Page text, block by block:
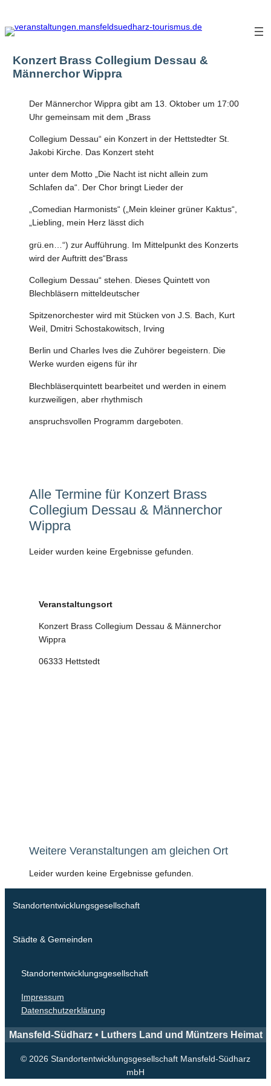
Inhalt
springen
Konzert Brass Collegium Dessau &
Männerchor Wippra
Der Männerchor Wippra gibt am 13. Oktober um 17:00
Uhr gemeinsam mit dem „Brass
Collegium Dessau“ ein Konzert in der Hettstedter St.
Jakobi Kirche. Das Konzert steht
unter dem Motto „Die Nacht ist nicht allein zum
Schlafen da“. Der Chor bringt Lieder der
„Comedian Harmonists“ („Mein kleiner grüner Kaktus“,
„Liebling, mein Herz lässt dich
grü.en…“) zur Aufführung. Im Mittelpunkt des Konzerts
wird der Auftritt des“Brass
Collegium Dessau“ stehen. Dieses Quintett von
Blechbläsern mitteldeutscher
Spitzenorchester wird mit Stücken von J.S. Bach, Kurt
Weil, Dmitri Schostakowitsch, Irving
Berlin und Charles Ives die Zuhörer begeistern. Die
Werke wurden eigens für ihr
Blechbläserquintett bearbeitet und werden in einem
kurzweiligen, aber rhythmisch
anspruchsvollen Programm dargeboten.
Alle Termine für Konzert Brass
Collegium Dessau & Männerchor
Wippra
Leider wurden keine Ergebnisse gefunden.
Veranstaltungsort
Konzert Brass Collegium Dessau & Männerchor
Wippra
06333 Hettstedt
Weitere Veranstaltungen am gleichen Ort
Leider wurden keine Ergebnisse gefunden.
Standortentwicklungsgesellschaft
Städte & Gemeinden
Standortentwicklungsgesellschaft
Impressum
Datenschutzerklärung
Mansfeld-Südharz • Luthers Land und Müntzers Heimat
© 2026 Standortentwicklungsgesellschaft Mansfeld-Südharz
mbH